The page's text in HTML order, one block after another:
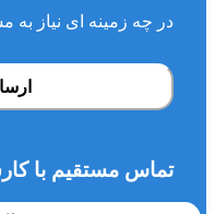
در چه زمینه ای نیاز به
تماس مستقیم با